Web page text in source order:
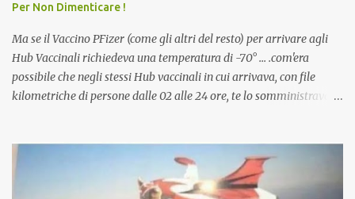
che abbiamo elencato sopra...
Per Non Dimenticare !
Ma se il Vaccino PFizer (come gli altri del resto) per arrivare agli
Hub Vaccinali richiedeva una temperatura di -70° ... .com'era
possibile che negli stessi Hub vaccinali in cui arrivava, con file
kilometriche di persone dalle 02 alle 24 ore, te lo somministravano
Vaccino come: l' Amaro del Capo, era "spettacolare Ghiacciato, ma
andava bene anche, a Temperatura Ambiente"! Riproponiamo
l'articolo per NON Dimenticare!